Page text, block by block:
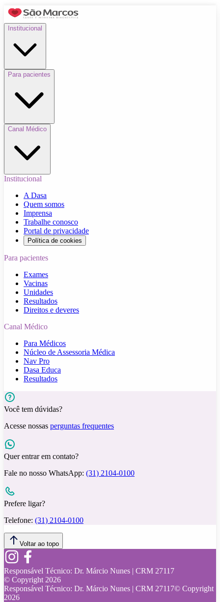
Institucional
Para pacientes
Canal Médico
Institucional
A Dasa
Quem somos
Imprensa
Trabalhe conosco
Portal de privacidade
Política de cookies
Para pacientes
Exames
Vacinas
Unidades
Resultados
Direitos e deveres
Canal Médico
Para Médicos
Núcleo de Assessoria Médica
Nav Pro
Dasa Educa
Resultados
Você tem dúvidas?
Acesse nossas perguntas frequentes
Quer entrar em contato?
Fale no nosso WhatsApp: (31) 2104-0100
Prefere ligar?
Telefone: (31) 2104-0100
Voltar ao topo
Responsável Técnico: Dr. Márcio Nunes | CRM 27117
© Copyright 2026
Responsável Técnico: Dr. Márcio Nunes | CRM 27117© Copyright
2026